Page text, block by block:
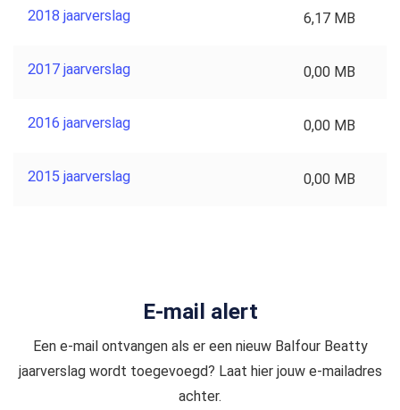
2018 jaarverslag 6,17 MB
2017 jaarverslag 0,00 MB
2016 jaarverslag 0,00 MB
2015 jaarverslag 0,00 MB
E-mail alert
Een e-mail ontvangen als er een nieuw Balfour Beatty
jaarverslag wordt toegevoegd? Laat hier jouw e-mailadres
achter.